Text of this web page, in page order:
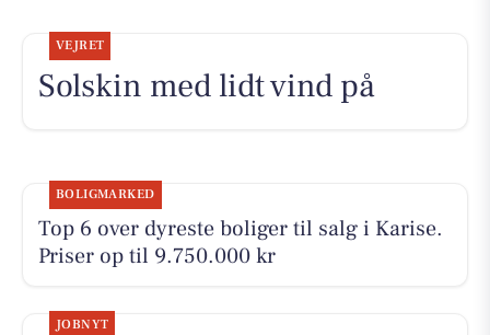
VEJRET
Solskin med lidt vind på
BOLIGMARKED
Top 6 over dyreste boliger til salg i Karise.
Priser op til 9.750.000 kr
JOBNYT